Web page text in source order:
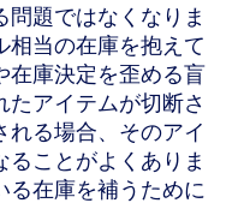
題ではなくなりま
相当の在庫を抱えて
在庫決定を歪める盲
たアイテムが切断さ
れる場合、そのアイ
ことがよくありま
る在庫を補うために